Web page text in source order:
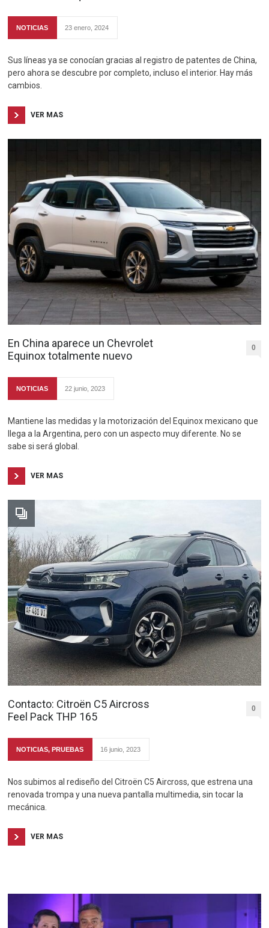
NOTICIAS 23 enero, 2024
Sus líneas ya se conocían gracias al registro de patentes de China,
pero ahora se descubre por completo, incluso el interior. Hay más
cambios.
VER MAS
En China aparece un Chevrolet
Equinox totalmente nuevo
0
NOTICIAS 22 junio, 2023
Mantiene las medidas y la motorización del Equinox mexicano que
llega a la Argentina, pero con un aspecto muy diferente. No se
sabe si será global.
VER MAS
Contacto: Citroën C5 Aircross
Feel Pack THP 165
0
NOTICIAS, PRUEBAS 16 junio, 2023
Nos subimos al rediseño del Citroën C5 Aircross, que estrena una
renovada trompa y una nueva pantalla multimedia, sin tocar la
mecánica.
VER MAS